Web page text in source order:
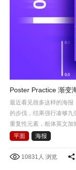
Poster Practice 渐变
最近看见很多这样的海
的步伐，结果强行凑够
重复性元素，粗体英文
些好的色彩感觉吧!
平面 海报
10831人 浏览